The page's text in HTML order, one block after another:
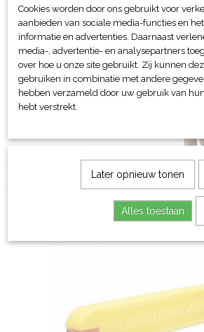
Werpzak
Cookies worden door ons gebruikt voor
aanbieden van sociale media-functies en
informatie en advertenties. Daarnaast
media-, advertentie- en analysepartners
over hoe u onze site gebruikt. Zij kunnen
gebruiken in combinatie met andere
hebben verzameld door uw gebruik van
hebt verstrekt.
Later opnieuw tonen
Alles toestaan